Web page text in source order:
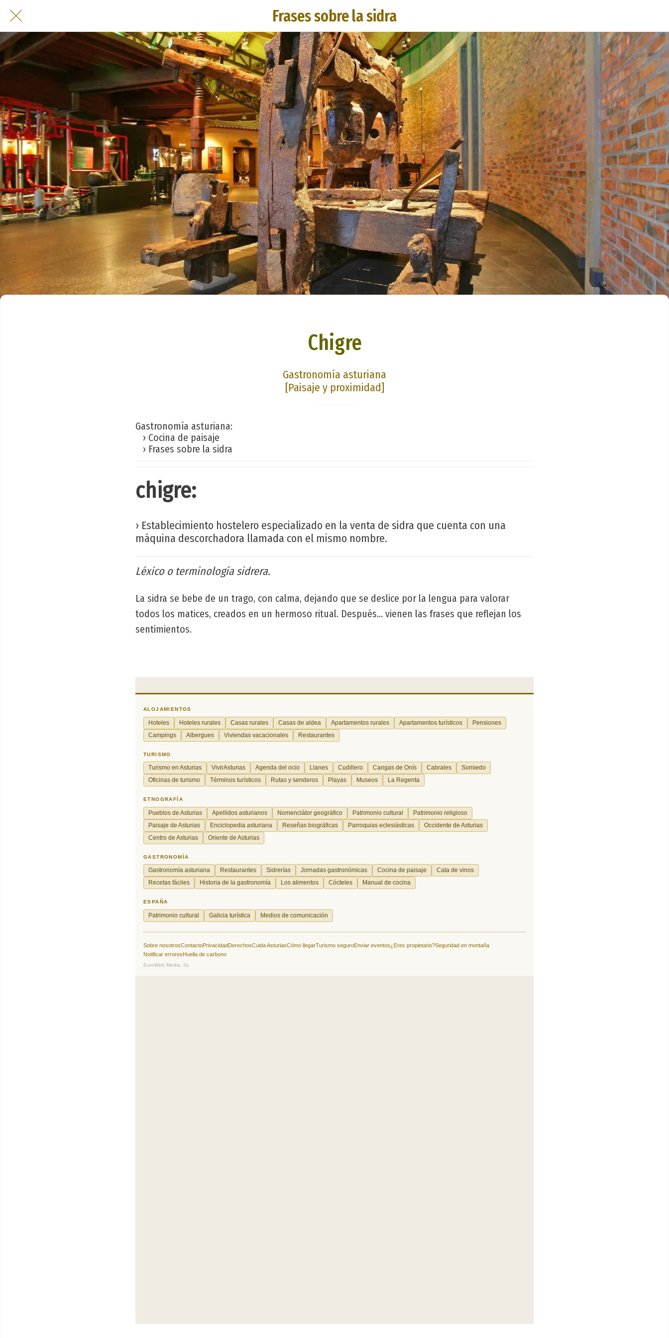
Frases sobre la sidra
Chigre
Gastronomía asturiana
[Paisaje y proximidad]
Gastronomía asturiana:
› Cocina de paisaje
› Frases sobre la sidra
chigre:
› Establecimiento hostelero especializado en la venta de sidra que cuenta con una
máquina descorchadora llamada con el mismo nombre.
Léxico o terminología sidrera.
La sidra se bebe de un trago, con calma, dejando que se deslice por la lengua para valorar
todos los matices, creados en un hermoso ritual. Después... vienen las frases que reflejan los
sentimientos.